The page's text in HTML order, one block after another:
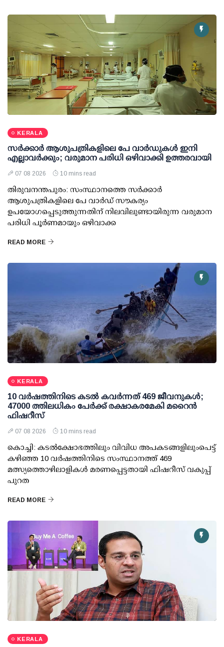
KERALA
സര്‍ക്കാര്‍ ആശുപത്രികളിലെ പേ വാര്‍ഡുകള്‍ ഇനി
എല്ലാവര്‍ക്കും; വരുമാന പരിധി ഒഴിവാക്കി ഉത്തരവായി
07 08 2026 10 mins read
തിരുവനന്തപുരം: സംസ്ഥാനത്തെ സര്‍ക്കാര്‍
ആശുപത്രികളിലെ പേ വാര്‍ഡ് സൗകര്യം
ഉപയോഗപ്പെടുത്തുന്നതിന് നിലവിലുണ്ടായിരുന്ന വരുമാന
പരിധി പൂര്‍ണമായും ഒഴിവാക്ക
READ MORE
KERALA
10 വര്‍ഷത്തിനിടെ കടല്‍ കവര്‍ന്നത് 469 ജീവനുകള്‍;
47000 ത്തിലധികം പേര്‍ക്ക് രക്ഷാകരമേകി മറൈന്‍
ഫിഷറീസ്
07 08 2026 10 mins read
കൊച്ചി: കടല്‍ക്ഷോഭത്തിലും വിവിധ അപകടങ്ങളിലുംപെട്ട്
കഴിഞ്ഞ 10 വര്‍ഷത്തിനിടെ സംസ്ഥാനത്ത് 469
മത്സ്യത്തൊഴിലാളികള്‍ മരണപ്പെട്ടതായി ഫിഷറീസ് വകുപ്പ്
പുറത
READ MORE
KERALA